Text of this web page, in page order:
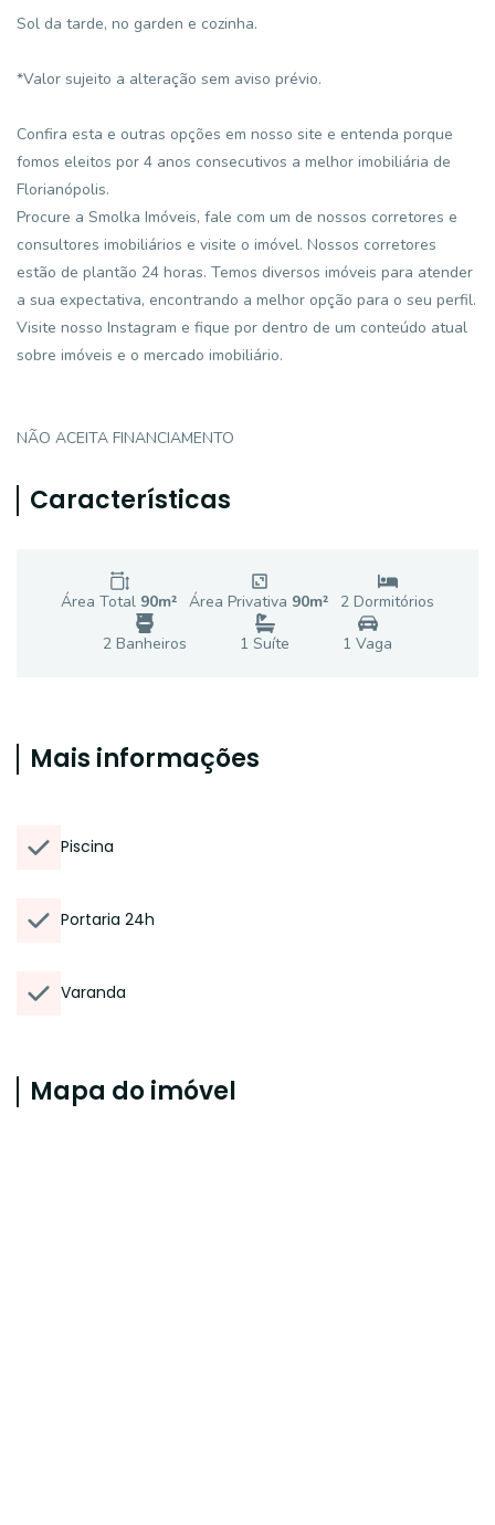
Sol da tarde, no garden e cozinha.
*Valor sujeito a alteração sem aviso prévio.
Confira esta e outras opções em nosso site e entenda porque
fomos eleitos por 4 anos consecutivos a melhor imobiliária de
Florianópolis.
Procure a Smolka Imóveis, fale com um de nossos corretores e
consultores imobiliários e visite o imóvel. Nossos corretores
estão de plantão 24 horas. Temos diversos imóveis para atender
a sua expectativa, encontrando a melhor opção para o seu perfil.
Visite nosso Instagram e fique por dentro de um conteúdo atual
sobre imóveis e o mercado imobiliário.
NÃO ACEITA FINANCIAMENTO
Características
Área Total 90m² Área Privativa 90m² 2 Dormitórios
2 Banheiros 1 Suíte 1 Vaga
Mais informações
Piscina
Portaria 24h
Varanda
Mapa do imóvel